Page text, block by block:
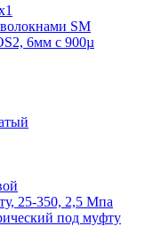
SM
6мм с 900µ
25-350, 2,5 Мпа
под муфту